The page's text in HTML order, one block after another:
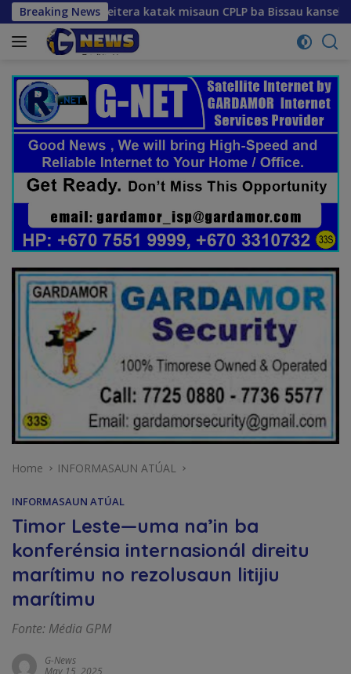
Skip
to
content
Breaking News
katak misaun CPLP ba Bissau kanseladu
Home INFORMASAUN ATÚAL
INFORMASAUN ATÚAL
Timor Leste—uma na’in ba
konferénsia internasionál direitu
marítimu no rezolusaun litijiu
marítimu
Fonte: Média GPM
G-News